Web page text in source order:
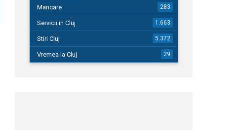
Mancare 283
Servicii in Cluj 1.663
Stiri Cluj 5.372
Vremea la Cluj 29